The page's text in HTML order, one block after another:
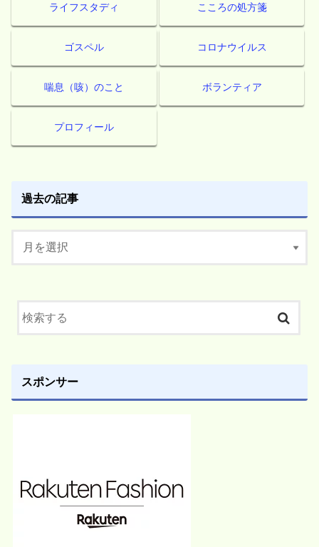
ライフスタディ こころの処方箋
ゴスペル コロナウイルス
喘息（咳）のこと ボランティア
プロフィール
過去の記事
スポンサー